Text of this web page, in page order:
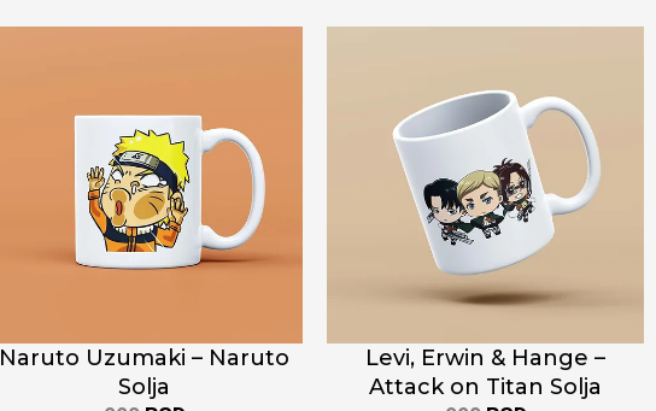
Naruto Uzumaki – Naruto
Solja
Levi, Erwin & Hange –
Attack on Titan Solja